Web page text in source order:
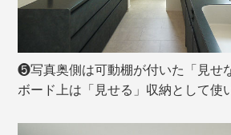
❺写真奥側は可動棚が付いた「見せ
ボード上は「見せる」収納として使